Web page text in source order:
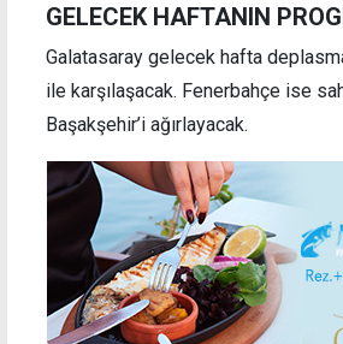
GELECEK HAFTANIN
Galatasaray gelecek hafta
ile karşılaşacak. Fenerbahçe ise
Başakşehir’i ağırlayacak.